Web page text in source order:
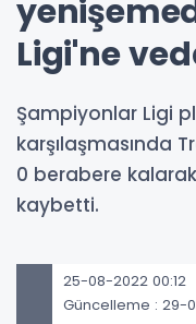
Ligi'ne
Şampiyonlar Ligi
karşılaşmasında
0 berabere
kaybetti.
25-08-2022 00:12
Güncelleme : 29-